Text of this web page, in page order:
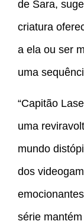
de Sara,
criatura
a ela ou ser
uma
“Capitão
uma
mundo
dos
série